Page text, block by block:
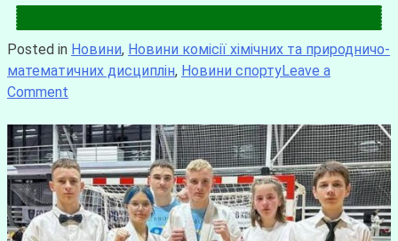
Posted in Новини, Новини комісії хімічних та природничо-
математичних дисциплін, Новини спортуLeave a
Comment